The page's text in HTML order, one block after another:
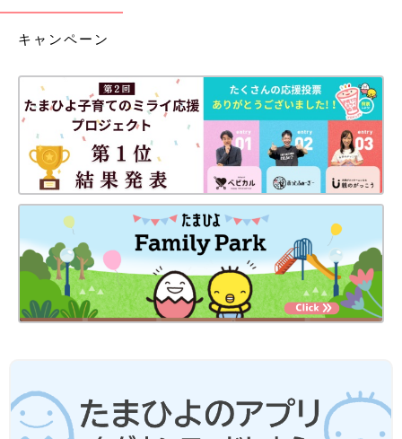
キャンペーン